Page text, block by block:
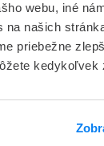
webu, iné
na našich
priebežne
kedykoľvek